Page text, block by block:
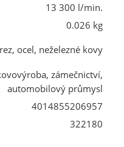
13 300 l/min.
0.026 kg
ocel, neželezné kovy
zámečnictví,
automobilový průmysl
4014855206957
322180